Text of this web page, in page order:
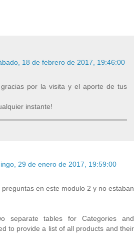
18 de febrero de 2017, 19:46:00
gracias por la visita y el aporte de tus
instante!
29 de enero de 2017, 19:59:00
en este modulo 2 y no estaban
separate tables for Categories and
to provide a list of all products and their